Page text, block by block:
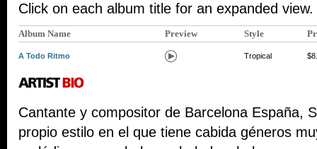
Click on each album title for an expanded view.
Album Name Preview Style
A Todo Ritmo Tropical
Cantante y compositor de Barcelona España,
propio estilo en el que tiene cabida géneros